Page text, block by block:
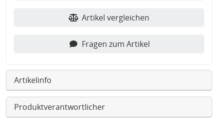
Artikel vergleichen
Fragen zum Artikel
Artikelinfo
Produktverantwortlicher